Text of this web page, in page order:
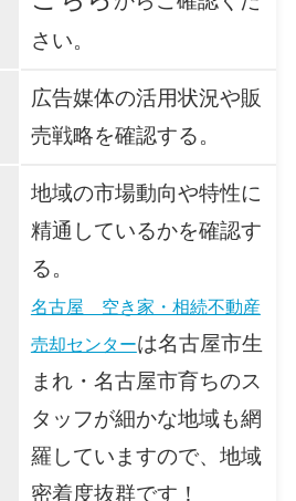
さい。
広告媒体の活用状況や販
売戦略を確認する。
地域の市場動向や特性に
精通しているかを確認す
る。
名古屋 空き家・相続不動産
売却センターは名古屋市生
まれ・名古屋市育ちのス
タッフが細かな地域も網
羅していますので、地域
密着度抜群です！